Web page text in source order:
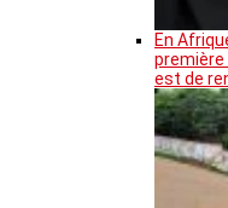
En
première
est de